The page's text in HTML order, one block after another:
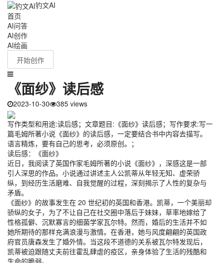
钓文AI
首页
AI问答
AI创作
AI绘画
开始创作
《面纱》读后感
2023-10-30 385 views
写作类型和用途:读后感；文章题目:《面纱》读后感；写作要求:写一
篇毛姆所著小说《面纱》的读后感，一定要结合书中内容去描写。
语言精炼，要有自己的思考，必须原创。；
读后感：《面纱》
近日，我阅读了英国作家毛姆所著的小说《面纱》，深感这是一部
引人深思的作品。小说通过讲述主人公凯蒂从年轻无知、虚荣骄
纵，到经历生活磨难、自我觉醒的过程，深刻揭示了人性的复杂与
矛盾。
《面纱》的故事发生在 20 世纪初的英国和香港。凯蒂，一个美丽却
骄纵的女子，为了不让自己在社交圈中落后于妹妹，草率地嫁给了
性格孤僻、沉默寡言的细菌学家瓦尔特。然而，婚后的生活并不如
她所期待的那样充满浪漫与激情。在香港，她与风度翩翩的英国政
府官员唐森发生了婚外情。当这段不道德的关系被瓦尔特发现后，
凯蒂被迫跟随丈夫前往霍乱肆虐的疫区，亲身体验了生活的残酷和
生命的脆弱。